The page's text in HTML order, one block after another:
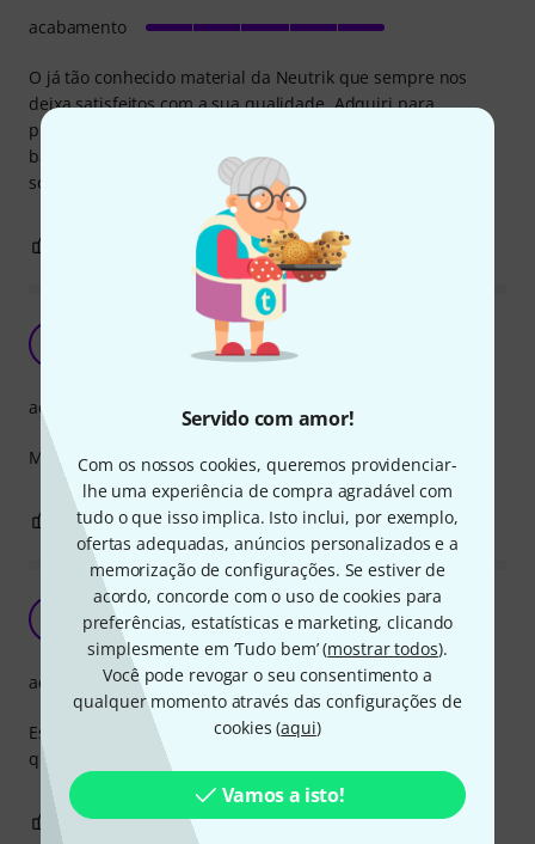
Servido com amor!
Com os nossos cookies, queremos providenciar-
lhe uma experiência de compra agradável com
tudo o que isso implica. Isto inclui, por exemplo,
ofertas adequadas, anúncios personalizados e a
memorização de configurações. Se estiver de
acordo, concorde com o uso de cookies para
preferências, estatísticas e marketing, clicando
simplesmente em ‘Tudo bem’ (mostrar todos).
Você pode revogar o seu consentimento a
qualquer momento através das configurações de
cookies (aqui)
Vamos a isto!
O já tão conhecido material da Neutrik que sempre nos
deixa satisfeitos com a sua qualidade. Adquiri para
produção de uns cabos para a minha banda e gostei
bastante da resistência e qualidade dos materiais após
soldadura. Sem duvida uma ótima compra.
acabamento
REPORTAR A CRÍTICA
Excelente conector!
Miguel Canelhas 01.06.2022
Melhor construção e material é impossível!
acabamento
0 REPORTAR A CRÍTICA
O que há de melhor no mercado
Azores Carlos 05.07.2024
Estes componentes são universais e da melhor qualidade
que podemos encontrar. estou muito satisfeito!
acabamento
0 REPORTAR A CRÍTICA